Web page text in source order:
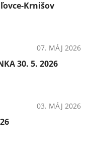
Krnišov
07. MÁJ 2026
30. 5. 2026
03. MÁJ 2026